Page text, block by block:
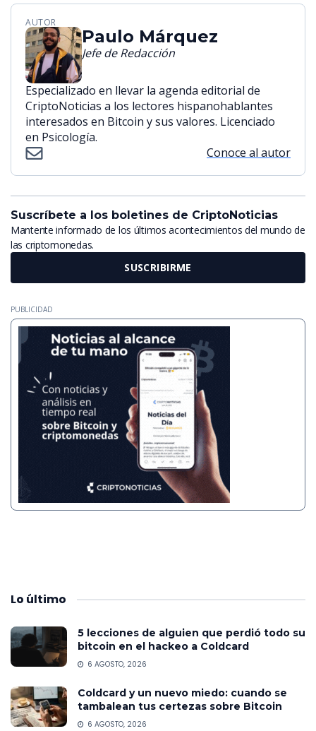
AUTOR
Paulo Márquez
Jefe de Redacción
Especializado en llevar la agenda editorial de
CriptoNoticias a los lectores hispanohablantes
interesados en Bitcoin y sus valores. Licenciado
en Psicología.
Conoce al autor
Suscríbete a los boletines de CriptoNoticias
Mantente informado de los últimos acontecimientos del mundo de
las criptomonedas.
SUSCRIBIRME
PUBLICIDAD
Lo último
5 lecciones de alguien que perdió todo su
bitcoin en el hackeo a Coldcard
6 AGOSTO, 2026
Coldcard y un nuevo miedo: cuando se
tambalean tus certezas sobre Bitcoin
6 AGOSTO, 2026